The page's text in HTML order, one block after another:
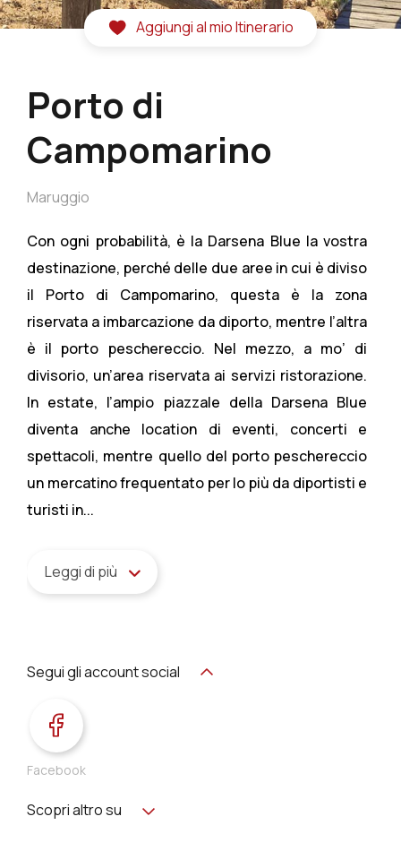
Porto di
Campomarino
Aggiungi al mio Itinerario
Maruggio
Con ogni probabilità, è la Darsena Blue la vostra
destinazione, perché delle due aree in cui è diviso
il Porto di Campomarino, questa è la zona
riservata a imbarcazione da diporto, mentre l’altra
è il porto peschereccio. Nel mezzo, a mo’ di
divisorio, un’area riservata ai servizi ristorazione.
In estate, l’ampio piazzale della Darsena Blue
diventa anche location di eventi, concerti e
spettacoli, mentre quello del porto peschereccio
un mercatino frequentato per lo più da diportisti e
turisti in...
Leggi di più
Segui gli account social
Facebook
Scopri altro su